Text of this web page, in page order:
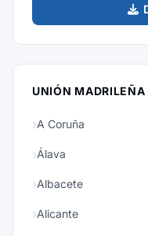
UNIÓN
A Coruña
Álava
Albacete
Alicante